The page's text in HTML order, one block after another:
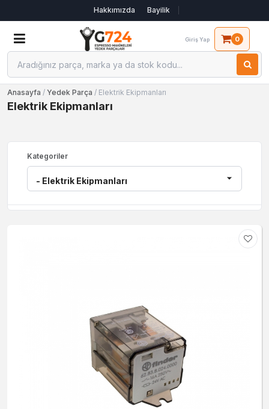
Hakkımızda Bayilik
Giriş Yap 0
Anasayfa / Yedek Parça / Elektrik Ekipmanları
Elektrik Ekipmanları
Kategoriler